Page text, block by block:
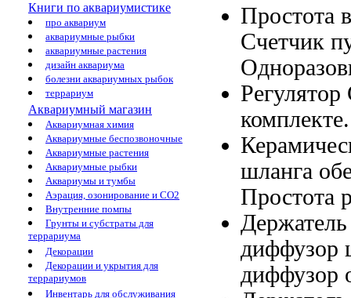
Книги по аквариумистике
про аквариум
аквариумные рыбки
аквариумные растения
дизайн аквариума
болезни аквариумных рыбок
террариум
Аквариумный магазин
Аквариумная химия
Аквариумные беспозвоночные
Аквариумные растения
Аквариумные рыбки
Аквариумы и тумбы
Аэрация, озонирование и CO2
Внутренние помпы
Грунты и субстраты для
террариума
Декорации
Декорации и укрытия для
террариумов
Инвентарь для обслуживания
Простота
Счетчик
шланга
Простота
диффузор
диффузор